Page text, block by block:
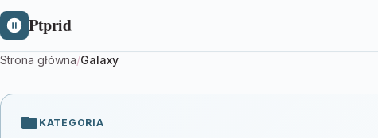
Ptprid
Strona główna/Galaxy
KATEGORIA